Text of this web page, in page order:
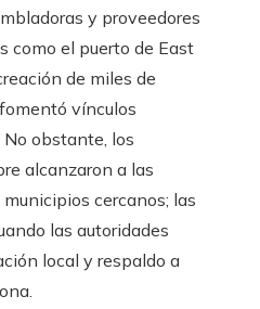
y proveedores
como el puerto de East
de miles de
vínculos
obstante, los
alcanzaron a las
cercanos; las
las autoridades
local y respaldo a